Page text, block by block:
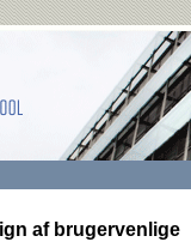
af brugervenlige